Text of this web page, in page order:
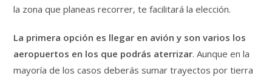
la zona que planeas recorrer, te facilitará la elección.
La primera opción es llegar en avión y son varios los
aeropuertos en los que podrás aterrizar. Aunque en la
mayoría de los casos deberás sumar trayectos por tierra